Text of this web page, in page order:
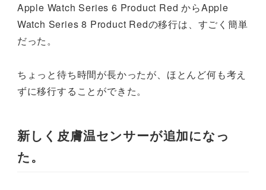
Apple Watch Series 6 Product Red からApple
Watch Series 8 Product Redの移行は、すごく簡単
だった。
ちょっと待ち時間が長かったが、ほとんど何も考え
ずに移行することができた。
新しく皮膚温センサーが追加になっ
た。